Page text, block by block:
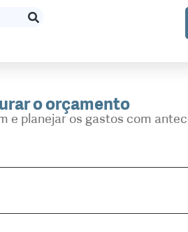
o orçamento
e planejar os gastos com